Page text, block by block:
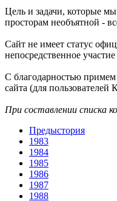
Цель и задачи, которые
просторам необъятной -
Сайт не имеет статус
непосредственное
С благодарностью
сайта (для
При составлении списка
Предыстория
1983
1984
1985
1986
1987
1988